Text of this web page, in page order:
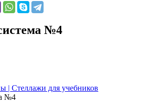
№4
| Стеллажи для учебников
№4